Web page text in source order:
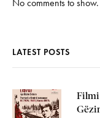
No comments to show.
LATEST POSTS
Filmi